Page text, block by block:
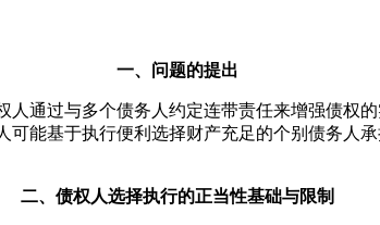
一、问题的提出
通过与多个债务人约定连带责任来增强债权
能基于执行便利选择财产充足的个别债务人
二、债权人选择执行的正当性基础与限制